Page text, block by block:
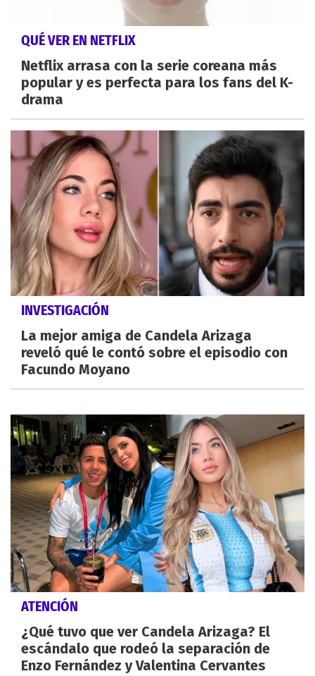
QUÉ VER EN NETFLIX
Netflix arrasa con la serie coreana más
popular y es perfecta para los fans del K-
drama
INVESTIGACIÓN
La mejor amiga de Candela Arizaga
reveló qué le contó sobre el episodio con
Facundo Moyano
ATENCIÓN
¿Qué tuvo que ver Candela Arizaga? El
escándalo que rodeó la separación de
Enzo Fernández y Valentina Cervantes